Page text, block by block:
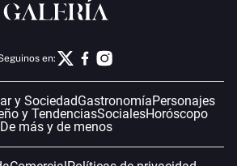
en:
y SociedadGastronomíaPersonajes
y TendenciasSocialesHoróscopo
De más y de menos